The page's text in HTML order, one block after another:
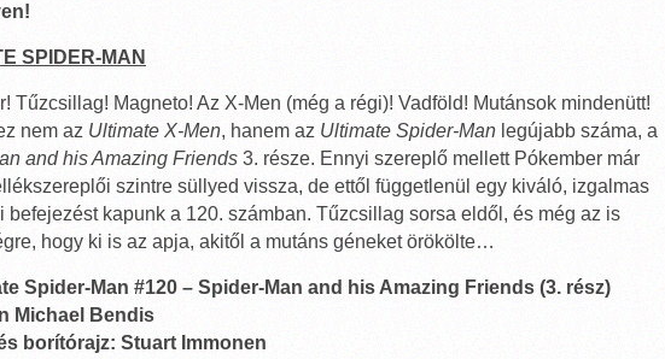
SPIDER-MAN
Tűzcsillag! Magneto! Az X-Men (még a régi)! Vadföld! Mutánsok mindenütt!
nem az Ultimate X-Men, hanem az Ultimate Spider-Manlegújabb száma, a
and his Amazing Friends3. része. Ennyi szereplő mellett Pókember már
szintre süllyed vissza, de ettől függetlenül egy kiváló, izgalmas
befejezést kapunk a 120. számban. Tűzcsillag sorsa eldől, és még az is
hogy ki is az apja, akitől a mutáns géneket örökölte…
Spider-Man #120 – Spider-Man and his Amazing Friends (3. rész)
Michael Bendis
borítórajz: Stuart Immonen